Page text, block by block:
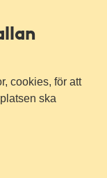
cookies, för att
ska